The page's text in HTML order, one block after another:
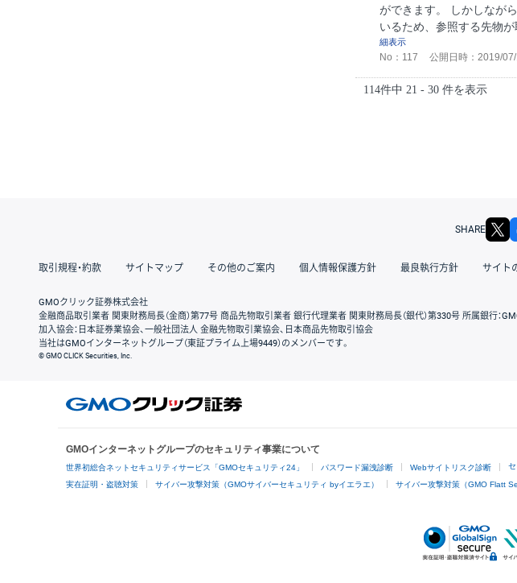
ができます。 しかしなが
いるため、参照する先物
細表示
No：117 公開日時：2019/
114件中 21 - 30 件を表示
SHARE
取引規程・約款 サイトマップ その他のご案内 個人情報保護方針 最良執行方針 サイト
GMOクリック証券株式会社
金融商品取引業者 関東財務局長（金商）第77号 商品先物取引業者 銀行代理業者 関東財務局長（銀代）第330号 所属銀行：
加入協会：日本証券業協会、一般社団法人 金融先物取引業協会、日本商品先物取引協会
当社はGMOインターネットグループ（東証プライム上場9449）のメンバーです。
© GMO CLICK Securities, Inc.
GMOインターネットグループのセキュリティ事業について
世界初総合ネットセキュリティサービス「GMOセキュリティ24」 パスワード漏洩診断 Webサイトリスク診断
実在証明・盗聴対策 サイバー攻撃対策（GMOサイバーセキュリティ byイエラエ） サイバー攻撃対策（GMO Flatt